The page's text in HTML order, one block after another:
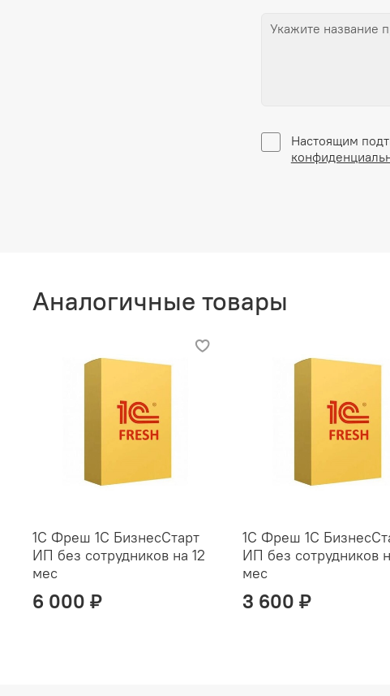
Настоящим
Аналогичные товары
1С Фреш 1С БизнесСтарт
ИП без сотрудников на 12
мес
6 000 ₽
1С Фреш 1С
ИП без сотрудников
мес
3 600 ₽